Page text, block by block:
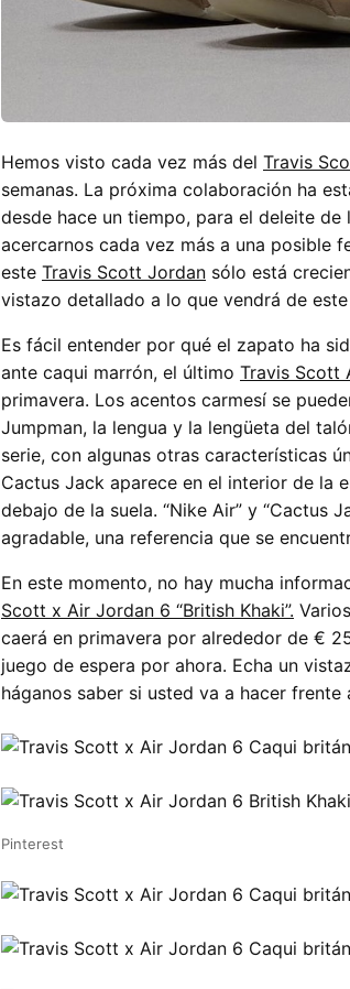
Hemos visto cada vez más del Travis
semanas. La próxima colaboración ha
desde hace un tiempo, para el deleite
acercarnos cada vez más a una posible
este Travis Scott Jordan sólo está
vistazo detallado a lo que vendrá de
Es fácil entender por qué el zapato ha
ante caqui marrón, el último Travis Scott
primavera. Los acentos carmesí se
Jumpman, la lengua y la lengüeta del
serie, con algunas otras características
Cactus Jack aparece en el interior de la
debajo de la suela. “Nike Air” y “Cactus
agradable, una referencia que se
En este momento, no hay mucha
Scott x Air Jordan 6 “British Khaki”.
caerá en primavera por alrededor de €
juego de espera por ahora. Echa un
háganos saber si usted va a hacer frente
Pinterest